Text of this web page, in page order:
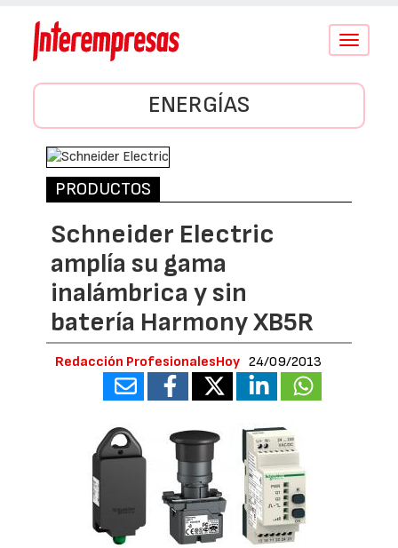
Conmutar
ENERGÍAS
PRODUCTOS
Schneider Electric
amplía su gama
inalámbrica y sin
batería Harmony XB5R
Redacción ProfesionalesHoy 24/09/2013